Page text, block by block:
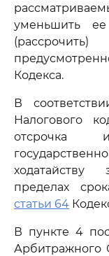
уменьшить
Кодекса.
В
Налогового
отсрочка
ходатайству
пределах
статьи 64
В пункте 4
Арбитражного